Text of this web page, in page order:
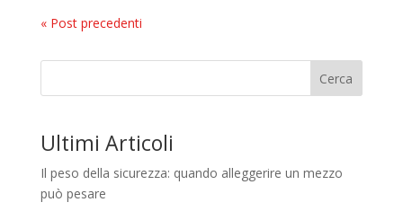
« Post precedenti
Cerca
Ultimi Articoli
Il peso della sicurezza: quando alleggerire un mezzo
può pesare